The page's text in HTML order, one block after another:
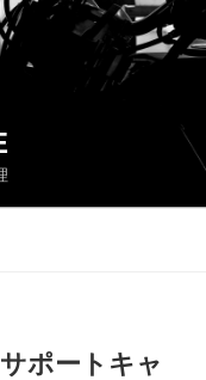
ポートキャ